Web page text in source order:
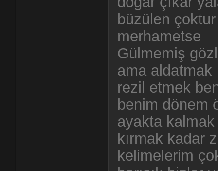
büzülen
merhametse
Gülmemiş
ama aldatmak
rezil etmek
benim dönem
ayakta
kırmak kadar
kelimelerim